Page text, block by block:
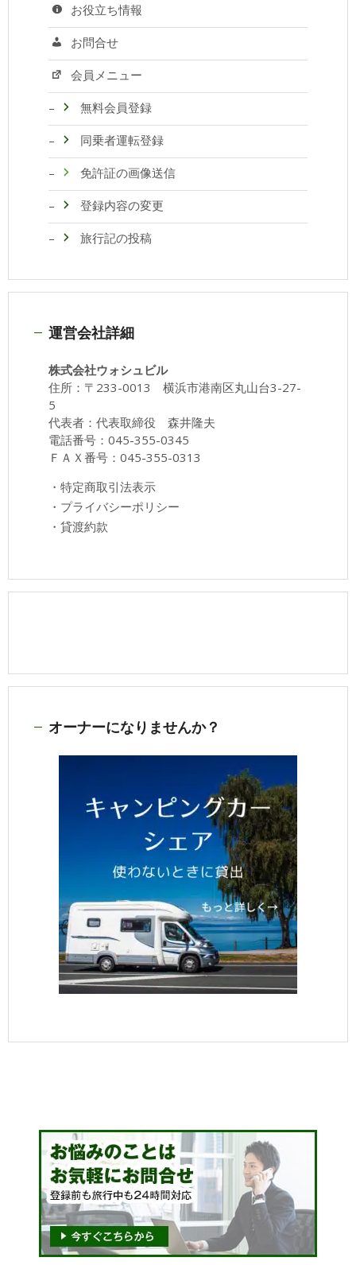
お役立ち情報
お問合せ
会員メニュー
無料会員登録
同乗者運転登録
免許証の画像送信
登録内容の変更
旅行記の投稿
運営会社詳細
株式会社ウォシュビル
住所：〒233-0013 横浜市港南区丸山台3-27-
5
代表者：代表取締役 森井隆夫
電話番号：045-355-0345
ＦＡＸ番号：045-355-0313
・ 特定商取引法表示
・ プライバシーポリシー
・ 貸渡約款
オーナーになりませんか？